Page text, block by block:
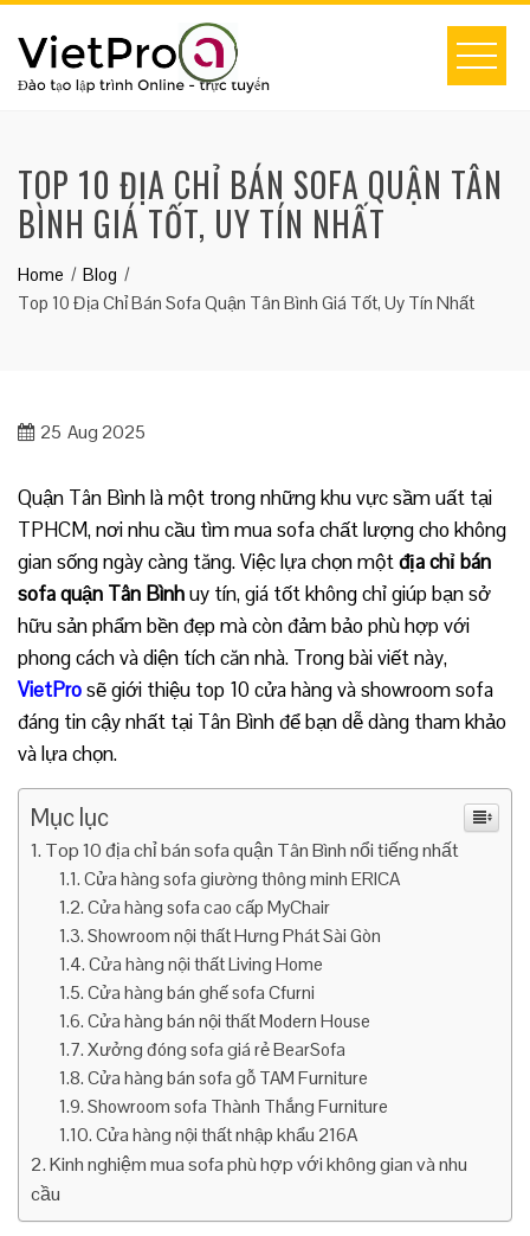
content
TOP 10 ĐỊA CHỈ BÁN SOFA QUẬN TÂN
BÌNH GIÁ TỐT, UY TÍN NHẤT
Home
Blog
Top 10 Địa Chỉ Bán Sofa Quận Tân Bình Giá Tốt, Uy Tín Nhất
25 Aug 2025
Quận Tân Bình là một trong những khu vực sầm uất tại
TPHCM, nơi nhu cầu tìm mua sofa chất lượng cho không
gian sống ngày càng tăng. Việc lựa chọn mộtđịa chỉ bán
sofa quận Tân Bìnhuy tín, giá tốt không chỉ giúp bạn sở
hữu sản phẩm bền đẹp mà còn đảm bảo phù hợp với
phong cách và diện tích căn nhà. Trong bài viết này,
VietProsẽ giới thiệu top 10 cửa hàng và showroom sofa
đáng tin cậy nhất tại Tân Bình để bạn dễ dàng tham khảo
và lựa chọn.
Mục lục
Top 10 địa chỉ bán sofa quận Tân Bình nổi tiếng nhất
Cửa hàng sofa giường thông minh ERICA
Cửa hàng sofa cao cấp MyChair
Showroom nội thất Hưng Phát Sài Gòn
Cửa hàng nội thất Living Home
Cửa hàng bán ghế sofa Cfurni
Cửa hàng bán nội thất Modern House
Xưởng đóng sofa giá rẻ BearSofa
Cửa hàng bán sofa gỗ TAM Furniture
Showroom sofa Thành Thắng Furniture
Cửa hàng nội thất nhập khẩu 216A
Kinh nghiệm mua sofa phù hợp với không gian và nhu
cầu